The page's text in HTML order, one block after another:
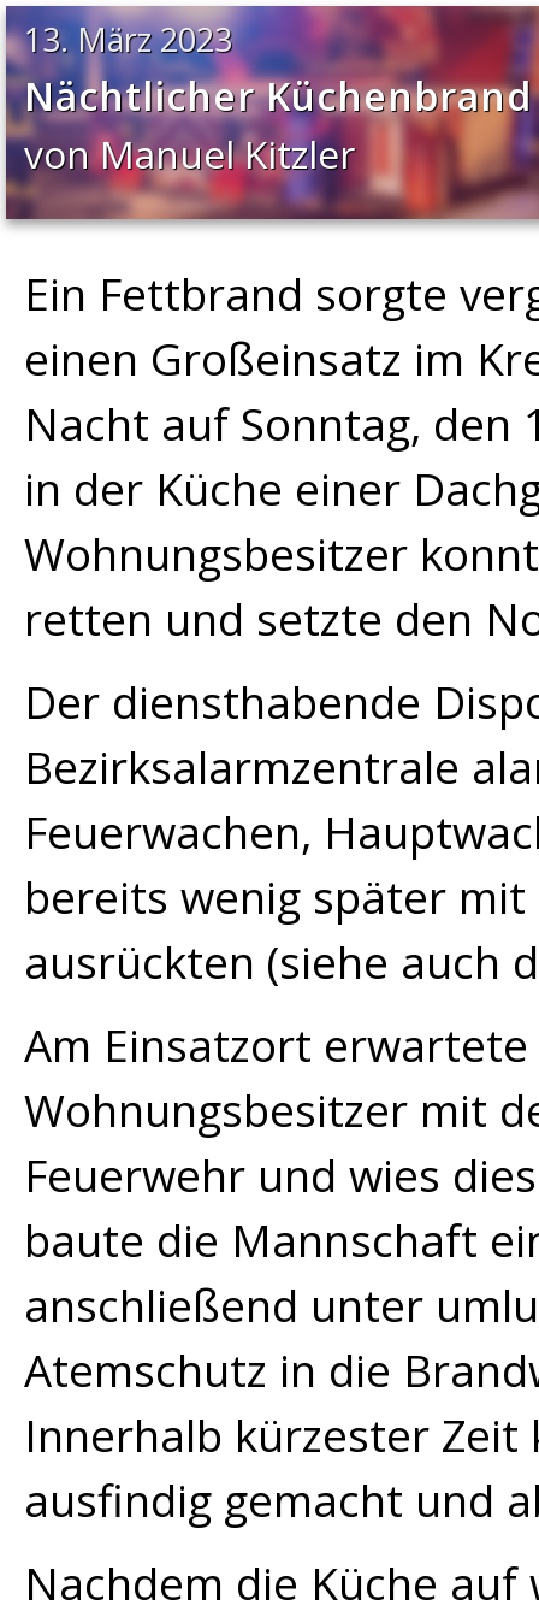
13. März 2023
Nächtlicher
von Manuel Kitzler
Ein Fettbrand sorgte
einen Großeinsatz im
Nacht auf Sonntag, den
in der Küche einer
Wohnungsbesitzer
retten und setzte den
Der diensthabende
Bezirksalarmzentrale
Feuerwachen,
bereits wenig später
ausrückten (siehe auch
Am Einsatzort
Wohnungsbesitzer mit
Feuerwehr und wies
baute die Mannschaft
anschließend unter
Atemschutz in die
Innerhalb kürzester
ausfindig gemacht und
Nachdem die Küche